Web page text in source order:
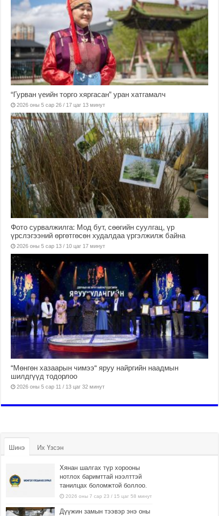
“Гурван үеийн торго хяргасан” уран хатгамалч
2026 оны 5 сар 26 / 17 цаг 13 минут
Фото сурвалжилга: Мод бут, сөөгийн суулгац, үр
үрслэгээний өргөтгөсөн худалдаа үргэлжилж байна
2026 оны 5 сар 13 / 10 цаг 17 минут
“Мөнгөн хазаарын чимээ“ яруу найргийн наадмын
шилдгүүд тодорлоо
2026 оны 5 сар 11 / 13 цаг 32 минут
Шинэ Их Үзсэн
Хянан шалгах түр хорооны
нотлох баримттай нээлттэй
танилцах боломжтой боллоо.
2026 оны 7 сар 23 / 15 цаг 58 минут
Дүүжин замын тээвэр энэ оны